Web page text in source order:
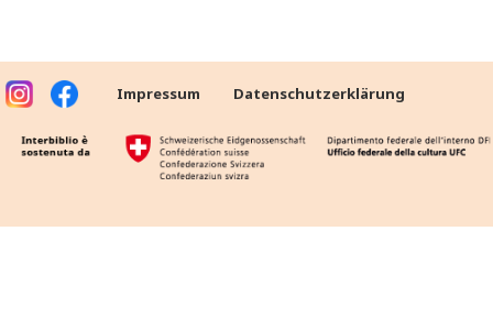
Impressum Datenschutzerklärung